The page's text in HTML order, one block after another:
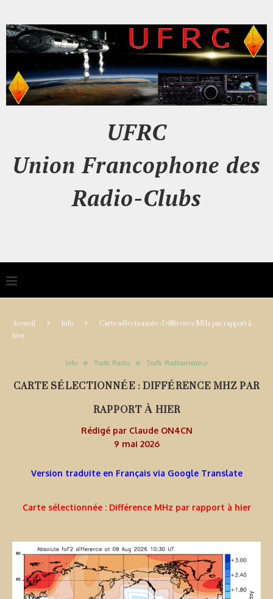
UFRC
Union Francophone des
Radio-Clubs
Accueil Info Carte sélectionnée : Différence MHz par rapport à
hier
Info Trafic Radio Trafic Radioamateur
CARTE SÉLECTIONNÉE : DIFFÉRENCE MHZ PAR
RAPPORT À HIER
Rédigé par Claude ON4CN
9 mai 2026
Version traduite en Français via Google Translate
Carte sélectionnée : Différence MHz par rapport à hier